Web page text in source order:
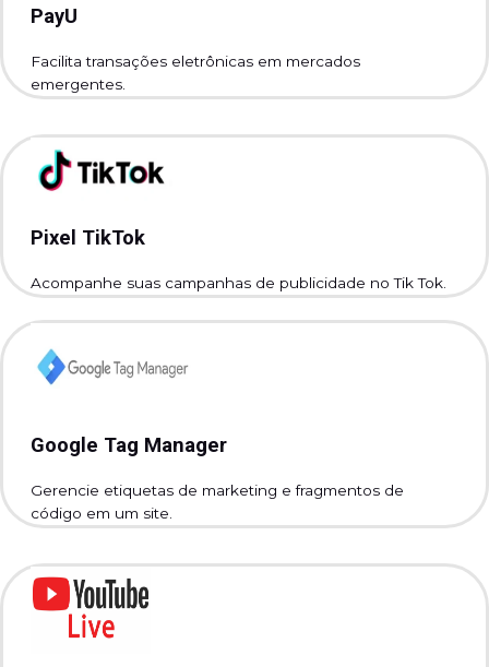
PayU
Facilita transações eletrônicas em mercados
emergentes.
Pixel TikTok
Acompanhe suas campanhas de publicidade no Tik Tok.
Google Tag Manager
Gerencie etiquetas de marketing e fragmentos de
código em um site.